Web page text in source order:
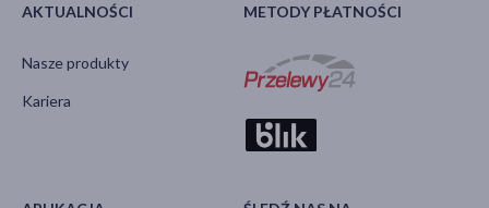
AKTUALNOŚCI
Nasze produkty
Kariera
METODY PŁATNOŚCI